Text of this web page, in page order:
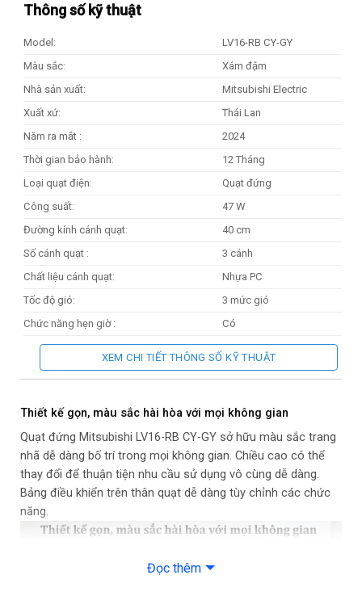
Thông số kỹ thuật
Model:
LV16-RB CY-GY
Màu sắc:
Xám đậm
Nhà sản xuất:
Mitsubishi Electric
Xuất xứ:
Thái Lan
Năm ra mắt :
2024
Thời gian bảo hành:
12 Tháng
Loại quạt điện:
Quạt đứng
Công suất:
47 W
Đường kính cánh quạt:
40 cm
Số cánh quạt :
3 cánh
Chất liệu cánh quạt:
Nhựa PC
Tốc độ gió:
3 mức gió
Chức năng hẹn giờ :
Có
Điều khiển từ xa :
Có
Khối lượng sản phẩm (kg):
7.2 kg
XEM CHI TIẾT THÔNG SỐ KỸ THUẬT
Thiết kế gọn, màu sắc hài hòa với mọi không gian
Quạt đứng Mitsubishi LV16-RB CY-GY sở hữu màu sắc trang
nhã dễ dàng bố trí trong mọi không gian. Chiều cao có thể
thay đổi để thuận tiện nhu cầu sử dụng vô cùng dễ dàng.
Bảng điều khiển trên thân quạt dễ dàng tùy chỉnh các chức
năng.
Đọc thêm